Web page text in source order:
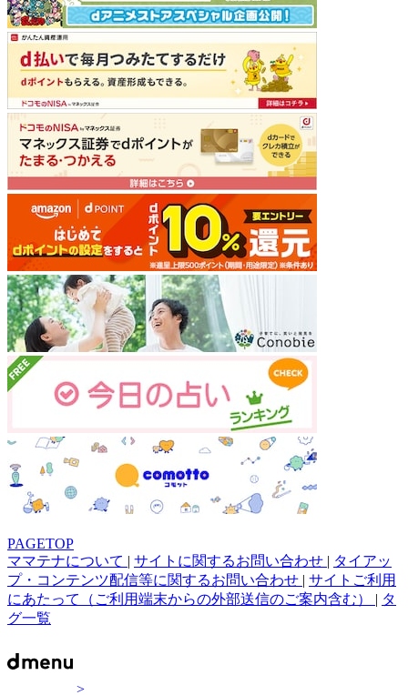
PAGETOP
ママテナについて | サイトに関するお問い合わせ | タイアッ
プ・コンテンツ配信等に関するお問い合わせ | サイトご利用
にあたって（ご利用端末からの外部送信のご案内含む） | タ
グ一覧
>